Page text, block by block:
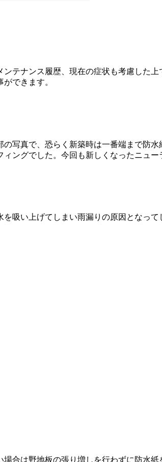
テナンス履歴、現在の症状も考慮した
できます。
写真で、恐らく新築時は一番端まで防
ングでした。今回も新しくなったニュ
吸い上げてしまい雨漏りの原因となっ
合は野地板の張り増しを行わずに防水